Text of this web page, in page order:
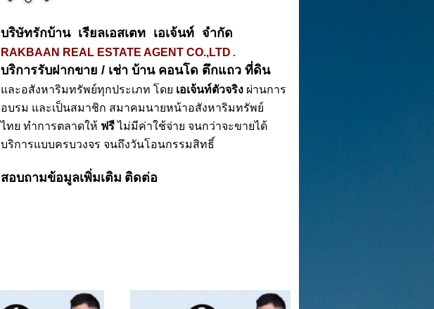
บริษัทรักบ้าน เรียลเอสเตท เอเจ้นท์ จำกัด
RAKBAAN REAL ESTATE AGENT CO.,LTD .
บริการรับฝากขาย / เช่า บ้าน คอนโด ตึกแถว ที่ดิน
และอสังหาริมทรัพย์ทุกประเภท โดย เอเจ้นท์ตัวจริง ผ่านการ
อบรม และเป็นสมาชิก สมาคมนายหน้าอสังหาริมทรัพย์
ไทย ทำการตลาดให้ ฟรี ไม่มีค่าใช้จ่าย จนกว่าจะขายได้
บริการแบบครบวงจร จนถึงวันโอนกรรมสิทธิ์
สอบถามข้อมูลเพิ่มเติม ติดต่อ